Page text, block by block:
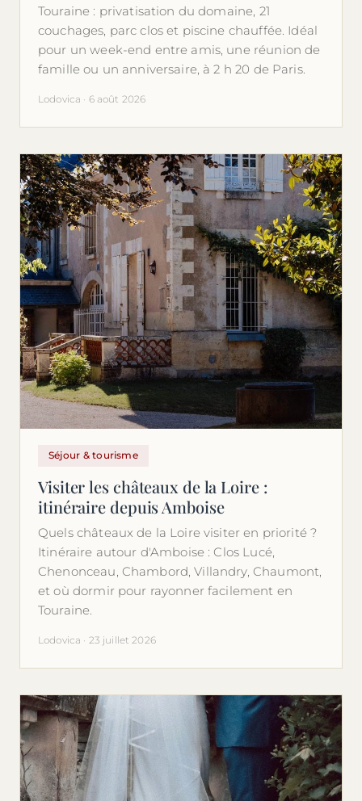
Touraine : privatisation du domaine, 21
couchages, parc clos et piscine chauffée. Idéal
pour un week-end entre amis, une réunion de
famille ou un anniversaire, à 2 h 20 de Paris.
Lodovica · 6 août 2026
Séjour & tourisme
Visiter les châteaux de la Loire :
itinéraire depuis Amboise
Quels châteaux de la Loire visiter en priorité ?
Itinéraire autour d'Amboise : Clos Lucé,
Chenonceau, Chambord, Villandry, Chaumont,
et où dormir pour rayonner facilement en
Touraine.
Lodovica · 23 juillet 2026